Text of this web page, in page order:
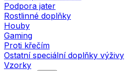
Podpora jater
Rostlinné doplňky
Houby
Gaming
Proti křečím
Ostatní speciální doplňky výživy
Vzorky